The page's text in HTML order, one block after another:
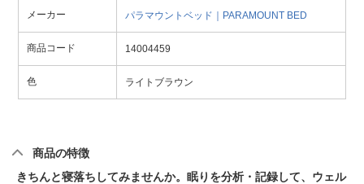
メーカー パラマウントベッド｜PARAMOUNT BED
商品コード 14004459
色 ライトブラウン
商品の特徴
きちんと寝落ちしてみませんか。眠りを分析・記録して、ウェル